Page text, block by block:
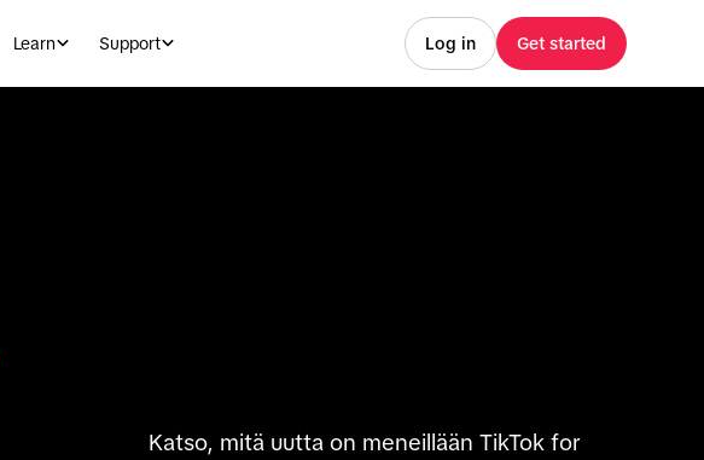
Learn Support Log in Get started
Katso, mitä uutta on meneillään TikTok for